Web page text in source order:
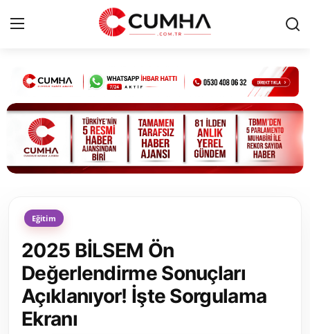
Kurumsal
Cumhurbaşkanlığı
Bakanlıklar
Siyasi Partiler
Yerel Yönetimler
Mülki İdare
Toplum ve Yaşam
Eğitim
2025 BİLSEM Ön
Değerlendirme Sonuçları
Açıklanıyor! İşte Sorgulama
Ekranı